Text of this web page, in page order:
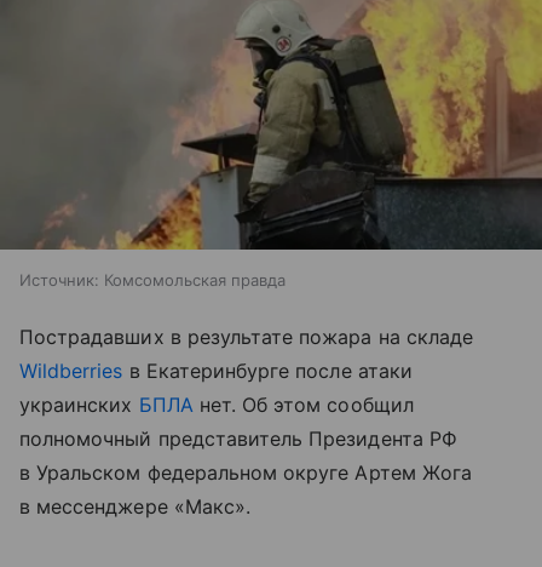
Источник: Комсомольская правда
Пострадавших в результате пожара на складе
Wildberries в Екатеринбурге после атаки
украинских БПЛАнет. Об этом сообщил
полномочный представитель Президента РФ
в Уральском федеральном округе Артем Жога
в мессенджере «Макс».